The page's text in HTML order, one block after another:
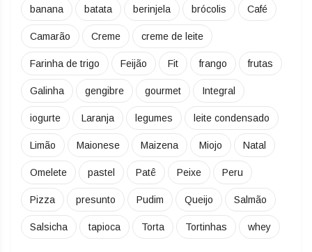
banana batata berinjela brócolis Café
Camarão Creme creme de leite
Farinha de trigo Feijão Fit frango frutas
Galinha gengibre gourmet Integral
iogurte Laranja legumes leite condensado
Limão Maionese Maizena Miojo Natal
Omelete pastel Patê Peixe Peru
Pizza presunto Pudim Queijo Salmão
Salsicha tapioca Torta Tortinhas whey